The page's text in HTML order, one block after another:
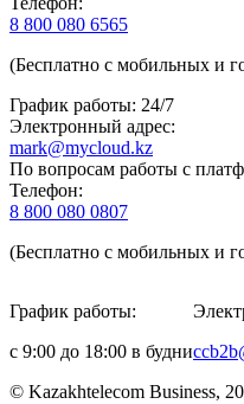
8 800 080 6565
(Бесплатно с мобильных и
График работы: 24/7
Электронный адрес:
mark@mycloud.kz
По вопросам работы с
Телефон:
8 800 080 0807
(Бесплатно с мобильных и
График работы:
с 9:00 до 18:00 в будни
© Kazakhtelecom Business,